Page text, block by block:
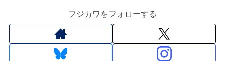
フジカワをフォローする